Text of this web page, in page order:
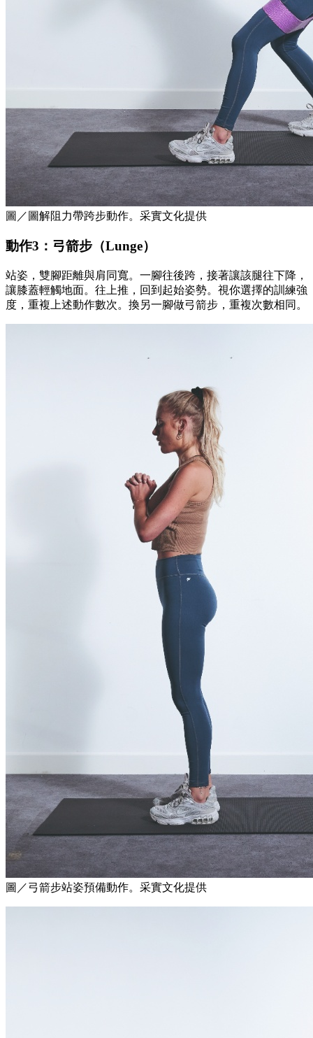
圖／圖解阻力帶跨步動作。采實文化提供
動作3：弓箭步（Lunge）
站姿，雙腳距離與肩同寬。一腳往後跨，接著讓該腿往下降，
讓膝蓋輕觸地面。往上推，回到起始姿勢。視你選擇的訓練強
度，重複上述動作數次。換另一腳做弓箭步，重複次數相同。
圖／弓箭步站姿預備動作。采實文化提供